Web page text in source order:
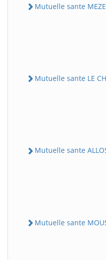
Mutuelle sante
Mutuelle sante LE
Mutuelle sante
Mutuelle sante